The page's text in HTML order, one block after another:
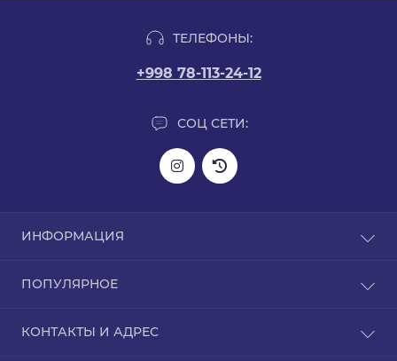
ТЕЛЕФОНЫ:
+998 78-113-24-12
СОЦ СЕТИ:
ИНФОРМАЦИЯ
О нас
Гарантия на товар
ПОПУЛЯРНОЕ
Аргинин
КОНТАКТЫ И АДРЕС